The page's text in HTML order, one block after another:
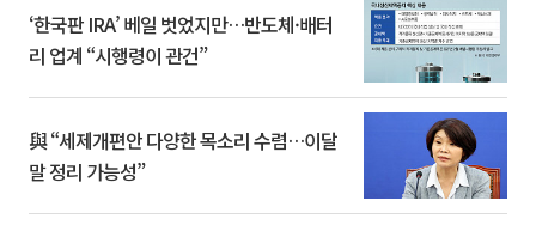
‘한국판 IRA’ 베일 벗었지만…반도체·배터
리 업계 “시행령이 관건”
與 “세제개편안 다양한 목소리 수렴…이달
말 정리 가능성”